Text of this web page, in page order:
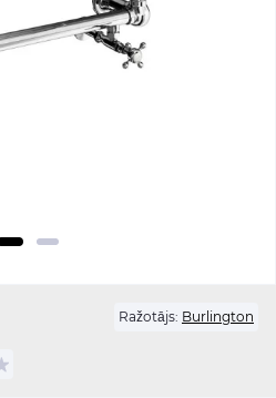
Ražotājs: Burlington